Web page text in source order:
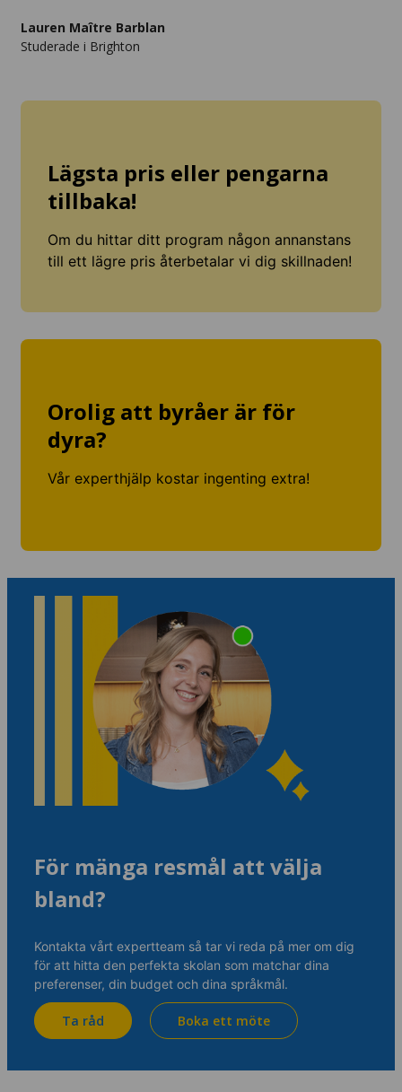
Lauren Maître Barblan
Studerade i Brighton
Lägsta pris eller pengarna
tillbaka!
Om du hittar ditt program någon annanstans
till ett lägre pris återbetalar vi dig skillnaden!
Orolig att byråer är för
dyra?
Vår experthjälp kostar ingenting extra!
För mänga resmål att välja
bland?
Kontakta vårt expertteam så tar vi reda på mer om dig
för att hitta den perfekta skolan som matchar dina
preferenser, din budget och dina språkmål.
Ta råd Boka ett möte